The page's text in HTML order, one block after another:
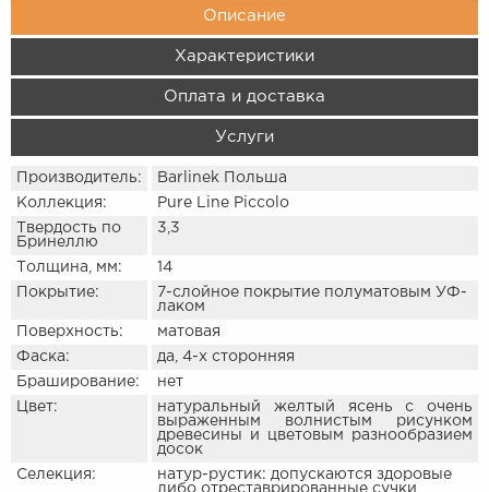
Описание
Характеристики
Оплата и доставка
Услуги
Производитель:
Barlinek Польша
Коллекция:
Pure Line Piccolo
Твердость по
Бринеллю
3,3
Толщина, мм:
14
Покрытие:
7-слойное покрытие полуматовым УФ-
лаком
Поверхность:
матовая
Фаска:
да, 4-х сторонняя
Браширование:
нет
Цвет:
натуральный желтый ясень с очень
выраженным волнистым рисунком
древесины и цветовым разнообразием
досок
Селекция:
натур-рустик: допускаются здоровые
либо отреставрированные сучки